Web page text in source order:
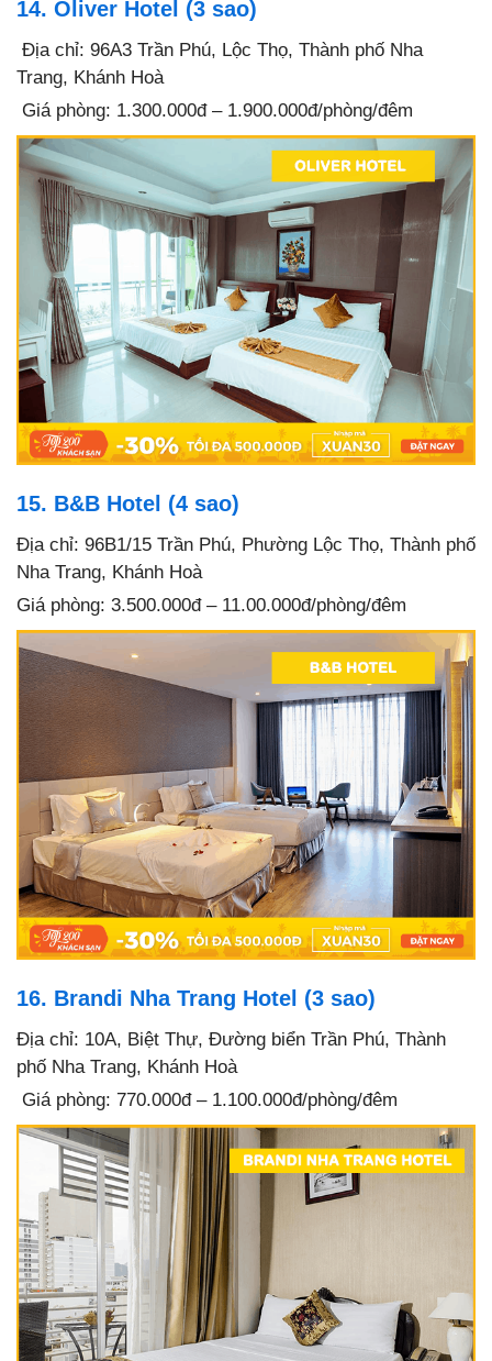
14. Oliver Hotel (3 sao)
Địa chỉ: 96A3 Trần Phú, Lộc Thọ, Thành phố Nha
Trang, Khánh Hoà
Giá phòng: 1.300.000đ – 1.900.000đ/phòng/đêm
15. B&B Hotel (4 sao)
Địa chỉ: 96B1/15 Trần Phú, Phường Lộc Thọ, Thành phố
Nha Trang, Khánh Hoà
Giá phòng: 3.500.000đ – 11.00.000đ/phòng/đêm
16. Brandi Nha Trang Hotel (3 sao)
Địa chỉ: 10A, Biệt Thự, Đường biển Trần Phú, Thành
phố Nha Trang, Khánh Hoà
Giá phòng: 770.000đ – 1.100.000đ/phòng/đêm